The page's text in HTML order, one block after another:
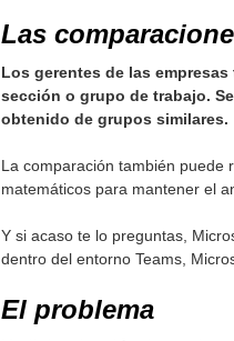
Las
Los gerentes de las
sección o grupo de trabajo.
obtenido de grupos similares.
La comparación también puede
matemáticos para mantener el
Y si acaso te lo preguntas,
dentro del entorno Teams,
El problema